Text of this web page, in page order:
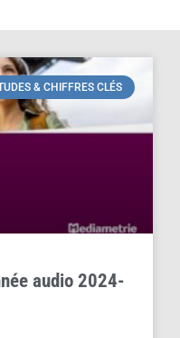
& CHIFFRES CLÉS
audio 2024-